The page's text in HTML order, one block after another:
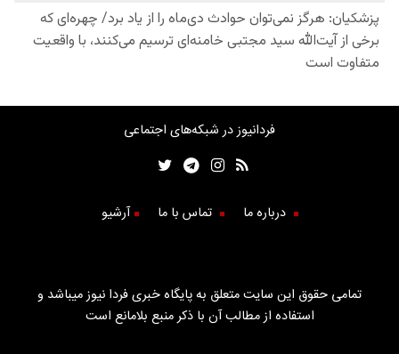
فردانیوز در شبکه‌های اجتماعی
درباره ما تماس با ما آرشیو
تمامی حقوق این سایت متعلق به پایگاه خبری فردا نیوز میباشد و
استفاده از مطالب آن با ذکر منبع بلامانع است